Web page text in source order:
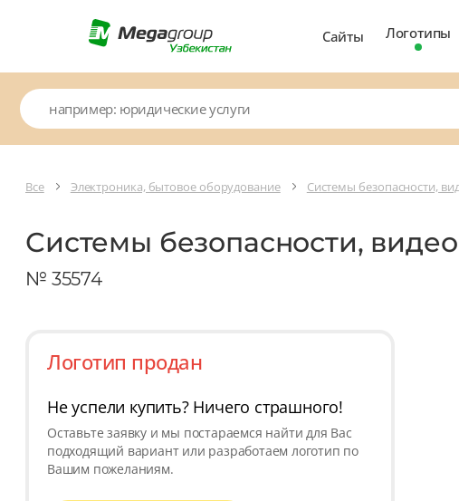
Сайты Логотипы
Все Электроника, бытовое оборудование Системы безопасности,
Системы безопасности,
№ 35574
Логотип продан
Не успели купить? Ничего страшного!
Оставьте заявку и мы постараемся найти для Вас
подходящий вариант или разработаем логотип по
Вашим пожеланиям.